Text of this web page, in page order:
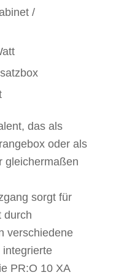
/
das als
oder als
gleichermaßen
sorgt für
durch
verschiedene
integrierte
PR:O 10 XA